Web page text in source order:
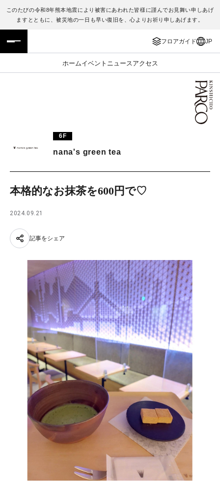
このたびの令和8年熊本地震により被害にあわれた皆様に謹んでお見舞い申しあげ
ますとともに、被災地の一日も早い復旧を、心よりお祈り申しあげます。
フロアガイド JP
ホームイベント ニュース アクセス
フロアガイド
施設案内・アクセス
TAX FREE
ENGLISH
繁体字
日本語
6F
nana's green tea
本格的なお抹茶を600円で♡
2024.09.21
記事をシェア